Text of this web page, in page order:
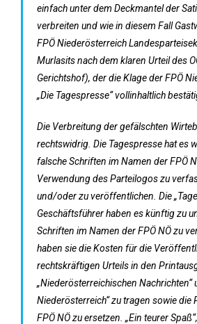
einfach unter dem Deckmantel der
verbreiten und wie in diesem Fall
FPÖ Niederösterreich
Murlasits nach dem klaren Urteil des
Gerichtshof), der die Klage der FPÖ
„Die Tagespresse“ vollinhaltlich
Die Verbreitung der gefälschten
rechtswidrig. Die Tagespresse hat es
falsche Schriften im Namen der FPÖ
Verwendung des Parteilogos zu
und/oder zu veröffentlichen. Die
Geschäftsführer haben es künftig zu
Schriften im Namen der FPÖ NÖ zu
haben sie die Kosten für die
rechtskräftigen Urteils in den
„Niederösterreichischen Nachrichten“
Niederösterreich“ zu tragen sowie die
FPÖ NÖ zu ersetzen. „Ein teurer